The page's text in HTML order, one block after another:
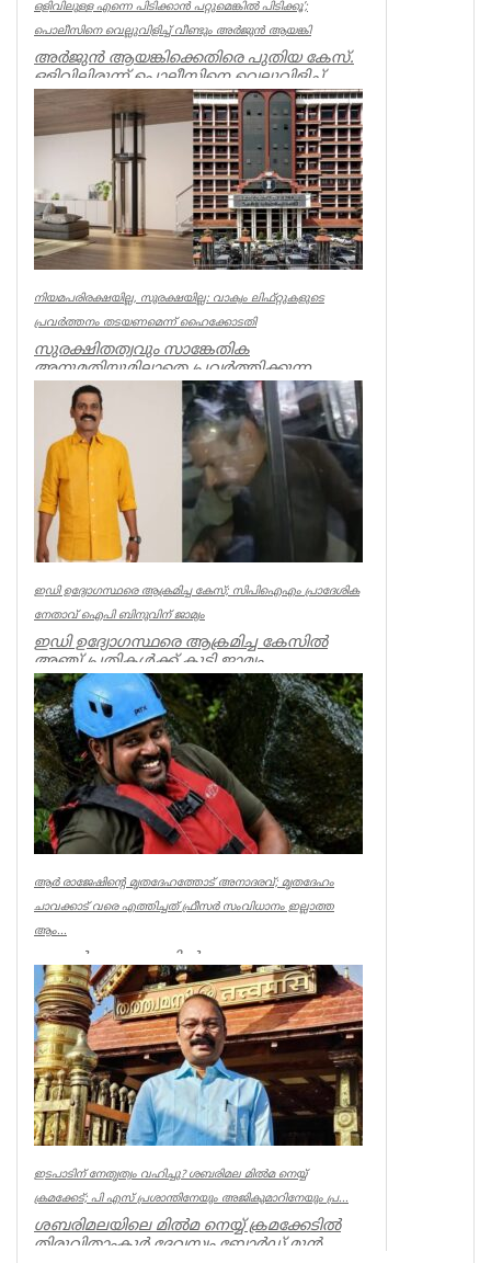
ഒളിവിലുള്ള എന്നെ പിടിക്കാൻ പറ്റുമെങ്കിൽ പിടിക്കൂ’;
പൊലീസിനെ വെല്ലുവിളിച്ച് വീണ്ടും അർജുൻ ആയങ്കി
അർജുൻ ആയങ്കിക്കെതിരെ പുതിയ കേസ്.
ഒളിവിലിരുന്ന് പൊലീസിനെ വെല്ലുവിളിച്ച്
ഭീഷണിപ്പെടുത്തിയതിനാണ് കേസ്....
Kerala
നിയമപരിരക്ഷയില്ല, സുരക്ഷയില്ല: വാക്വം ലിഫ്റ്റുകളുടെ
പ്രവര്‍ത്തനം തടയണമെന്ന് ഹൈക്കോടതി
സുരക്ഷിതത്വവും സാങ്കേതിക
അനുമതിയുമില്ലാതെ പ്രവര്‍ത്തിക്കുന്ന
അനധികൃത വാക്വം ലിഫ്റ്റുകളുടെ പ്രവര്‍ത്...
Kerala
ഇഡി ഉദ്യോഗസ്ഥരെ ആക്രമിച്ച കേസ്; സിപിഐഎം പ്രാദേശിക
നേതാവ് ഐപി ബിനുവിന് ജാമ്യം
ഇഡി ഉദ്യോഗസ്ഥരെ ആക്രമിച്ച കേസില്‍
അഞ്ച് പ്രതികള്‍ക്ക് കൂടി ജാമ്യം.
സിപിഐഎം നേതാവ് ഐപി ബിനു ഉള്‍പ്പട...
Kerala
ആര്‍ രാജേഷിന്റെ മൃതദേഹത്തോട് അനാദരവ്; മൃതദേഹം
ചാവക്കാട് വരെ എത്തിച്ചത് ഫ്രീസര്‍ സംവിധാനം ഇല്ലാത്ത
ആം...
കണ്ണൂര്‍ ചെറുപുഴയില്‍
രക്ഷാപ്രവര്‍ത്തനത്തിനിടെ ജീവന്‍ നഷ്ടമായ
നീന്തല്‍ പരിശീലകന്‍ ആര്‍ രാജേഷിന്റെ മ...
Latest News
ഇടപാടിന് നേതൃത്വം വഹിച്ചു? ശബരിമല മില്‍മ നെയ്യ്
ക്രമക്കേട്; പി എസ് പ്രശാന്തിനേയും അജികുമാറിനേയും പ്ര...
ശബരിമലയിലെ മില്‍മ നെയ്യ് ക്രമക്കേടില്‍
തിരുവിതാംകൂര്‍ ദേവസ്വം ബോര്‍ഡ് മുന്‍